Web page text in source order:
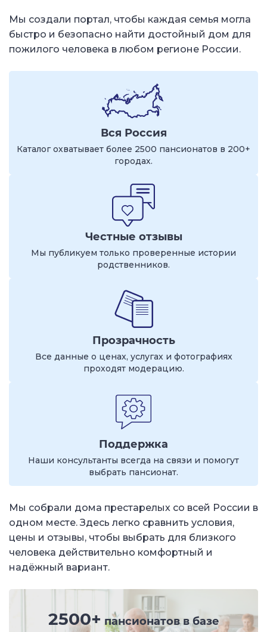
Мы создали портал, чтобы каждая семья могла
быстро и безопасно найти достойный дом для
пожилого человека в любом регионе России.
Вся Россия
Каталог охватывает более 2500 пансионатов в 200+
городах.
Честные отзывы
Мы публикуем только проверенные истории
родственников.
Прозрачность
Все данные о ценах, услугах и фотографиях
проходят модерацию.
Поддержка
Наши консультанты всегда на связи и помогут
выбрать пансионат.
Мы собрали дома престарелых со всей России в
одном месте. Здесь легко сравнить условия,
цены и отзывы, чтобы выбрать для близкого
человека действительно комфортный и
надёжный вариант.
2500+ пансионатов в базе